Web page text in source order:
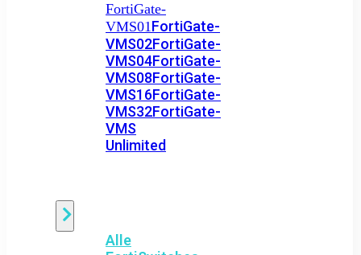
FortiGate-
VMS01FortiGate-
VMS02FortiGate-
VMS04FortiGate-
VMS08FortiGate-
VMS16FortiGate-
VMS32FortiGate-
VMS
Unlimited
Alle